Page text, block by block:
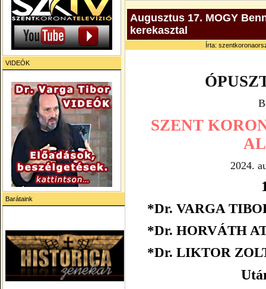
VIDEÓK
Barátaink
Augusztus 17. MOGY
kerekasztal
Írta:
SZENT
2024.
*Dr. VARGA
*Dr. HORVÁTH
*Dr. LIKTOR